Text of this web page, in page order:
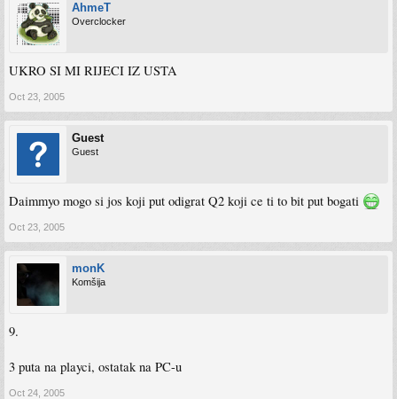
AhmeT
Overclocker
UKRO SI MI RIJECI IZ USTA
Oct 23, 2005
Guest
Guest
Daimmyo mogo si jos koji put odigrat Q2 koji ce ti to bit put bogati
Oct 23, 2005
monK
Komšija
9.
3 puta na playci, ostatak na PC-u
Oct 24, 2005